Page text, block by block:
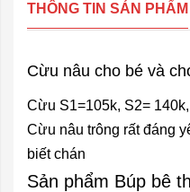
THÔNG TIN SẢN PHẨM
Cừu nâu cho bé và
Cừu S1=105k, S2= 140k,
Cừu nâu trông rất đáng
biết chán
Sản phẩm Búp bê